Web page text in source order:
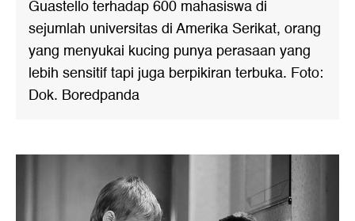
Guastello terhadap 600 mahasiswa di
sejumlah universitas di Amerika Serikat, orang
yang menyukai kucing punya perasaan yang
lebih sensitif tapi juga berpikiran terbuka. Foto:
Dok. Boredpanda